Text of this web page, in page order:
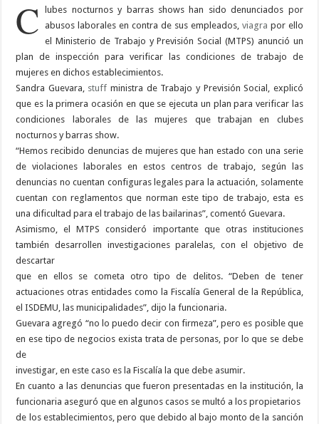
C
lubes nocturnos y barras shows han sido denunciados por
abusos laborales en contra de sus empleados, viagra por ello
el Ministerio de Trabajo y Previsión Social (MTPS) anunció un
plan de inspección para verificar las condiciones de trabajo de
mujeres en dichos establecimientos.
Sandra Guevara, stuff ministra de Trabajo y Previsión Social, explicó
que es la primera ocasión en que se ejecuta un plan para verificar las
condiciones laborales de las mujeres que trabajan en clubes
nocturnos y barras show.
“Hemos recibido denuncias de mujeres que han estado con una serie
de violaciones laborales en estos centros de trabajo, según las
denuncias no cuentan configuras legales para la actuación, solamente
cuentan con reglamentos que norman este tipo de trabajo, esta es
una dificultad para el trabajo de las bailarinas”, comentó Guevara.
Asimismo, el MTPS consideró importante que otras instituciones
también desarrollen investigaciones paralelas, con el objetivo de
descartar
que en ellos se cometa otro tipo de delitos. “Deben de tener
actuaciones otras entidades como la Fiscalía General de la República,
el ISDEMU, las municipalidades”, dijo la funcionaria.
Guevara agregó “no lo puedo decir con firmeza”, pero es posible que
en ese tipo de negocios exista trata de personas, por lo que se debe
de
investigar, en este caso es la Fiscalía la que debe asumir.
En cuanto a las denuncias que fueron presentadas en la institución, la
funcionaria aseguró que en algunos casos se multó a los propietarios
de los establecimientos, pero que debido al bajo monto de la sanción